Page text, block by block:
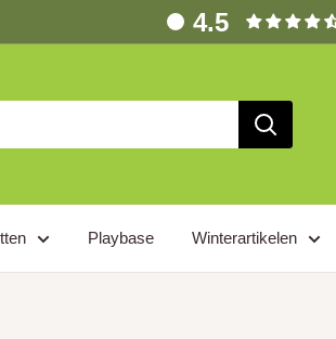
4.5
Playbase Winterartikelen